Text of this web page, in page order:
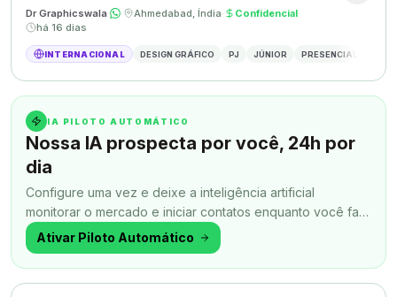
Dr Graphicswala· · Ahmedabad, Índia· Confidencial·
há 16 dias
INTERNACIONAL DESIGN GRÁFICO PJ JÚNIOR PRESENCIAL
IA PILOTO AUTOMÁTICO
Nossa IA prospecta por você, 24h por
dia
Configure uma vez e deixe a inteligência artificial
monitorar o mercado e iniciar contatos enquanto você faz
outra coisa.
Ativar Piloto Automático